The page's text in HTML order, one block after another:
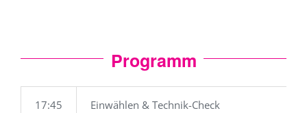
Programm
17:45 Einwählen & Technik-Check